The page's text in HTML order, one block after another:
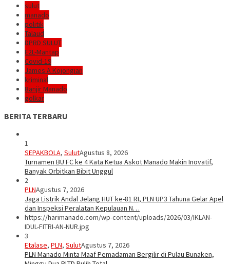
sulut
manado
politik
Talaud
DPRD SULUT
E2L-Mantap
Covid-19
James A Kojongian
kriminal
Banjir Manado
golkar
BERITA TERBARU
1
SEPAKBOLA, SulutAgustus 8, 2026
Turnamen BU FC ke 4 Kata Ketua Askot Manado Makin Inovatif,
Banyak Orbitkan Bibit Unggul
2
PLNAgustus 7, 2026
Jaga Listrik Andal Jelang HUT ke-81 RI, PLN UP3 Tahuna Gelar Apel
dan Inspeksi Peralatan Kepulauan N…
https://harimanado.com/wp-content/uploads/2026/03/IKLAN-
IDUL-FITRI-AN-NUR.jpg
3
Etalase, PLN, SulutAgustus 7, 2026
PLN Manado Minta Maaf Pemadaman Bergilir di Pulau Bunaken,